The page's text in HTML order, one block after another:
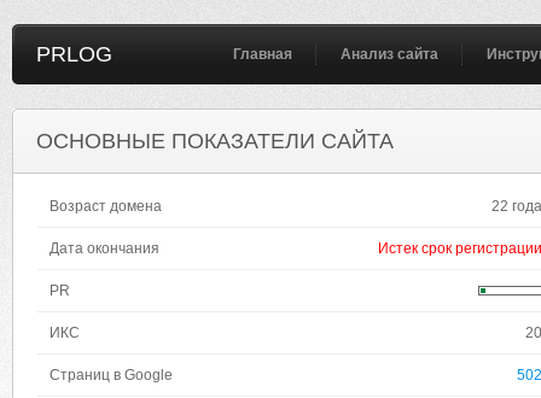
PRLOG Главная Анализ сайта
ОСНОВНЫЕ ПОКАЗАТЕЛИ САЙТА
Возраст домена 22 года
Дата окончания Истек срок регистрации
PR
ИКС 20
Страниц в Google 502